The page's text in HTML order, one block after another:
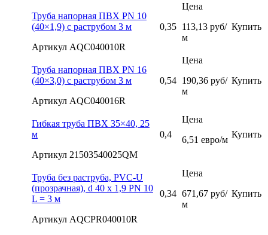
Труба напорная ПВХ PN 10
(40×1,9) с раструбом 3 м
Артикул AQC040010R
0,35
Цена
113,13 руб/
м
Купить
Труба напорная ПВХ PN 16
(40×3,0) с раструбом 3 м
Артикул AQC040016R
0,54
Цена
190,36 руб/
м
Купить
Гибкая труба ПВХ 35×40, 25
м
Артикул 21503540025QM
0,4
Цена
6,51 евро/м
Купить
Труба без раструба, PVC-U
(прозрачная), d 40 х 1,9 PN 10
L = 3 м
Артикул AQCPR040010R
0,34
Цена
671,67 руб/
м
Купить